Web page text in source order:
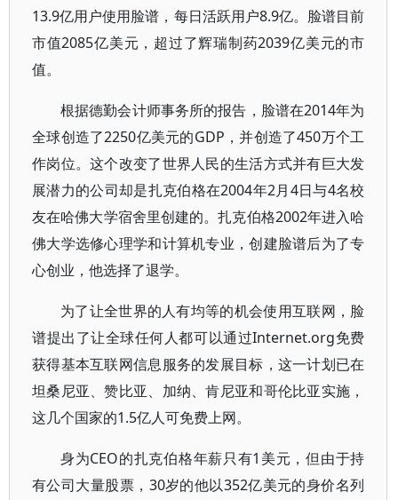
13.9亿用户使用脸谱，每日活跃用户8.9亿。脸谱目前
市值2085亿美元，超过了辉瑞制药2039亿美元的市
值。
根据德勤会计师事务所的报告，脸谱在2014年为
全球创造了2250亿美元的GDP，并创造了450万个工
作岗位。这个改变了世界人民的生活方式并有巨大发
展潜力的公司却是扎克伯格在2004年2月4日与4名校
友在哈佛大学宿舍里创建的。扎克伯格2002年进入哈
佛大学选修心理学和计算机专业，创建脸谱后为了专
心创业，他选择了退学。
为了让全世界的人有均等的机会使用互联网，脸
谱提出了让全球任何人都可以通过Internet.org免费
获得基本互联网信息服务的发展目标，这一计划已在
坦桑尼亚、赞比亚、加纳、肯尼亚和哥伦比亚实施，
这几个国家的1.5亿人可免费上网。
身为CEO的扎克伯格年薪只有1美元，但由于持
有公司大量股票，30岁的他以352亿美元的身价名列